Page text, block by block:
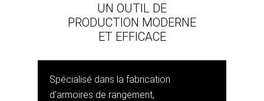
UN OUTIL DE
PRODUCTION MODERNE
ET EFFICACE
Spécialisé dans la fabrication
d'armoires de rangement,